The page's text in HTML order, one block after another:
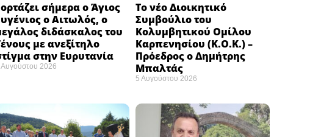
σήμερα ο Άγιος
ο Αιτωλός, ο
διδάσκαλος του
με ανεξίτηλο
στην Ευρυτανία
2026
Το νέο Διοικητικό
Συμβούλιο του
Κολυμβητικού Ομίλου
Καρπενησίου (Κ.Ο.Κ.) –
Πρόεδρος ο Δημήτρης
Μπαλτάς
5 Αυγούστου 2026